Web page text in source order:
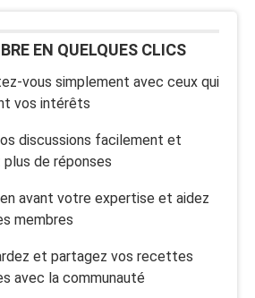
EN QUELQUES CLICS
vous simplement avec ceux qui
vos intérêts
discussions facilement et
de réponses
avant votre expertise et aidez
membres
et partagez vos recettes
avec la communauté